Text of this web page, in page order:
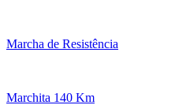
Marcha de Resistência
Marchita 140 Km